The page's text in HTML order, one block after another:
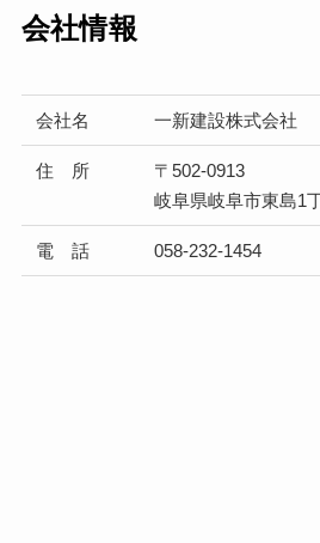
会社情報
会社名 一新建設株式会社
住 所
〒502-0913
岐阜県岐阜市東島1
電 話 058-232-1454